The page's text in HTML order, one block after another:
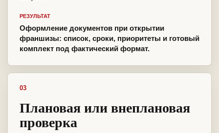
РЕЗУЛЬТАТ
Оформление документов при открытии
франшизы: список, сроки, приоритеты и готовый
комплект под фактический формат.
03
Плановая или внеплановая
проверка